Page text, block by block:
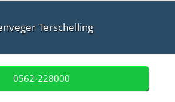
Terschelling
0562-228000